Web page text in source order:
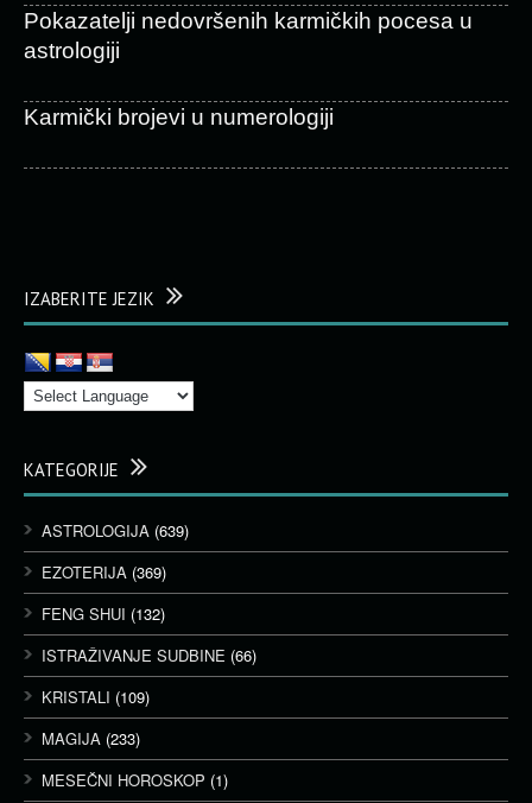
Pokazatelji nedovršenih karmičkih pocesa u
astrologiji
Karmički brojevi u numerologiji
IZABERITE JEZIK
KATEGORIJE
ASTROLOGIJA (639)
EZOTERIJA (369)
FENG SHUI (132)
ISTRAŽIVANJE SUDBINE (66)
KRISTALI (109)
MAGIJA (233)
MESEČNI HOROSKOP (1)